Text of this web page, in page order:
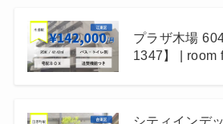
プラザ木場
1347】 | room
シティインデ